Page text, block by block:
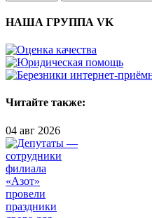
НАША ГРУППА VK
Читайте также:
04 авг 2026